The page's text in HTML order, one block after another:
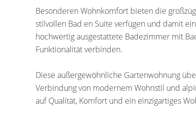
Besonderen Wohnkomfort bieten die
stilvollen Bad en Suite verfügen und damit
hochwertig ausgestattete Badezimmer mit
Funktionalität verbinden.
Diese außergewöhnliche Gartenwohnung
Verbindung von modernem Wohnstil und
auf Qualität, Komfort und ein einzigartiges